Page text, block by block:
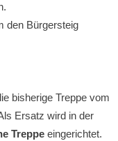
den Bürgersteig
bisherige Treppe vom
Ersatz wird in der
Treppeeingerichtet.